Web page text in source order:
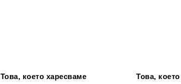
Това, което харесваме
Това,